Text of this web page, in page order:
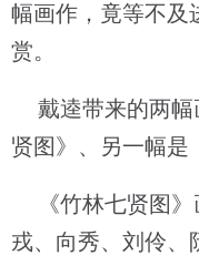
幅画作，竟等不及
赏。
戴逵带来的两幅
贤图》、另一幅
《竹林七贤图》
戎、向秀、刘伶、